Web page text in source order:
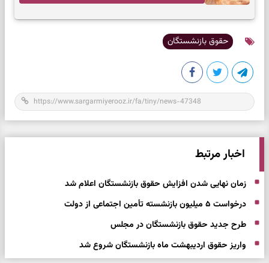
حقوق بازنشستگان
اخبار مرتبط
زمان نهایی شدن افزایش حقوق بازنشستگان اعلام شد
درخواست ۵ میلیون بازنشسته تأمین اجتماعی از دولت
طرح جدید حقوق بازنشستگان در مجلس
واریز حقوق اردیبهشت ماه بازنشستگان شروع شد